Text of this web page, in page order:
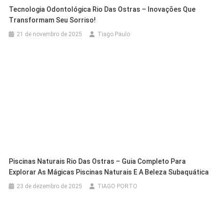
Tecnologia Odontológica Rio Das Ostras – Inovações Que
Transformam Seu Sorriso!
21 de novembro de 2025 Tiago Paulo
Piscinas Naturais Rio Das Ostras – Guia Completo Para
Explorar As Mágicas Piscinas Naturais E A Beleza Subaquática
23 de dezembro de 2025 TIAGO PORTO